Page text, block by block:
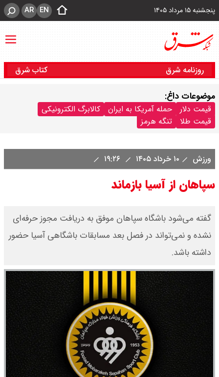
پنجشنبه ۱۵ مرداد ۱۴۰۵ EN
AR
روزنامه شرق کتاب شرق
موضوعات داغ:
قیمت دلار حمله آمریکا به ایران
کالابرگ الکترونیکی
قیمت طلا
تنگه هرمز
ورزش ۱۰ خرداد ۱۴۰۵
سپاهان از آسیا بازماند
گفته می‌شود باشگاه سپاهان موفق به دریافت مجوز حرفه‌ای
نشده و نمی‌تواند در فصل بعد مسابقات باشگاهی آسیا حضور
داشته باشد.